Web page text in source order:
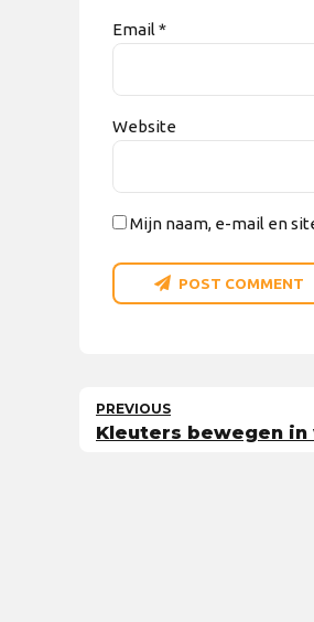
Email *
Website
Mijn naam, e-mail en
POST COMMENT
PREVIOUS
Kleuters bewegen